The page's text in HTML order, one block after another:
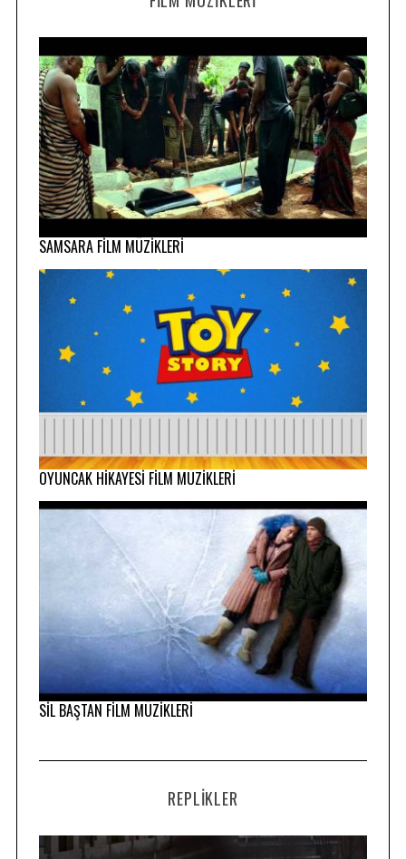
SAMSARA FİLM MÜZİKLERİ
OYUNCAK HİKAYESİ FİLM MÜZİKLERİ
SİL BAŞTAN FİLM MÜZİKLERİ
REPLIKLER